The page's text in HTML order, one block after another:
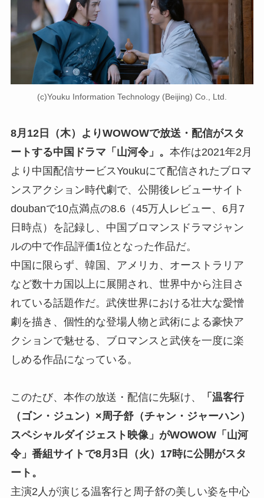
(c)Youku Information Technology (Beijing) Co., Ltd.
8月12日（木）よりWOWOWで放送・配信がスタ
ートする中国ドラマ「山河令」。 本作は2021年2月
より中国配信サービスYoukuにて配信されたブロマ
ンスアクション時代劇で、公開後レビューサイト
doubanで10点満点の8.6（45万⼈レビュー、6⽉7
⽇時点）を記録し、中国ブロマンスドラマジャン
ルの中で作品評価1位となった作品だ。
中国に限らず、韓国、アメリカ、オーストラリア
など数⼗カ国以上に展開され、世界中から注⽬さ
れている話題作だ。武侠世界における壮大な愛憎
劇を描き、個性的な登場人物と武術による豪快ア
クションで魅せる、ブロマンスと武侠を一度に楽
しめる作品になっている。
このたび、本作の放送・配信に先駆け、
「温客行
（ゴン・ジュン）×周子舒（チャン・ジャーハン）
スペシャルダイジェスト映像」がWOWOW「山河
令」番組サイトで8月3日（火）17時に公開がスタ
ート。
主演2人が演じる温客行と周子舒の美しい姿を中心